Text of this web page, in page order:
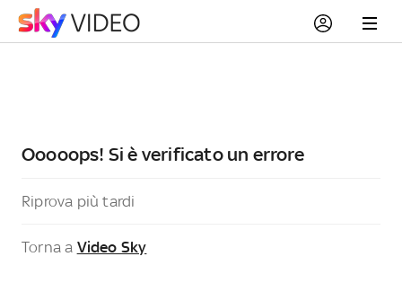
Ooooops! Si è verificato un errore
Riprova più tardi
Torna a Video Sky